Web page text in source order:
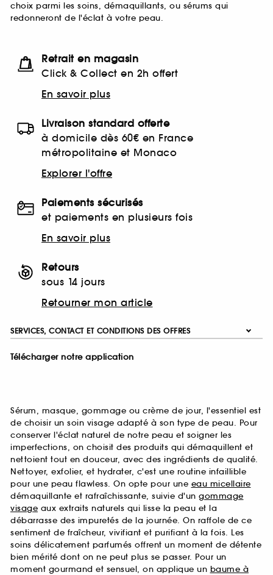
choix parmi les soins, démaquillants, ou sérums qui
redonneront de l'éclat à votre peau.
Retrait en magasin
Click & Collect en 2h offert
En savoir plus
Livraison standard offerte
à domicile dès 60€ en France
métropolitaine et Monaco
Explorer l'offre
Paiements sécurisés
et paiements en plusieurs fois
En savoir plus
Retours
sous 14 jours
Retourner mon article
SERVICES, CONTACT ET CONDITIONS DES OFFRES
Télécharger notre application
Sérum, masque, gommage ou crème de jour, l'essentiel est
de choisir un soin visage adapté à son type de peau. Pour
conserver l'éclat naturel de notre peau et soigner les
imperfections, on choisit des produits qui démaquillent et
nettoient tout en douceur, avec des ingrédients de qualité.
Nettoyer, exfolier, et hydrater, c'est une routine infaillible
pour une peau flawless. On opte pour une eau micellaire
démaquillante et rafraîchissante, suivie d'un gommage
visage aux extraits naturels qui lisse la peau et la
débarrasse des impuretés de la journée. On raffole de ce
sentiment de fraîcheur, vivifiant et purifiant à la fois. Les
soins délicatement parfumés offrent un moment de détente
bien mérité dont on ne peut plus se passer. Pour un
moment gourmand et sensuel, on applique un baume à